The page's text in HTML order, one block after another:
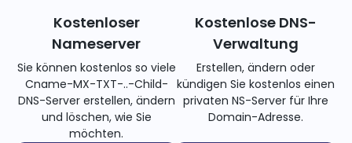
Kostenloser
Nameserver
Sie können kostenlos so viele
Cname-MX-TXT-..-Child-
DNS-Server erstellen, ändern
und löschen, wie Sie
möchten.
Kostenlose DNS-
Verwaltung
Erstellen, ändern oder
kündigen Sie kostenlos einen
privaten NS-Server für Ihre
Domain-Adresse.